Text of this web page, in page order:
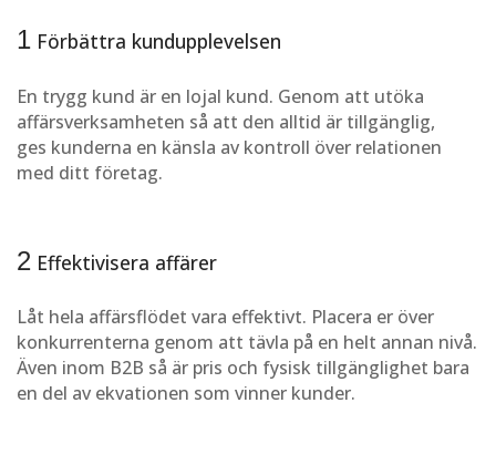
1 Förbättra kundupplevelsen
En trygg kund är en lojal kund. Genom att utöka
affärsverksamheten så att den alltid är tillgänglig,
ges kunderna en känsla av kontroll över relationen
med ditt företag.
2 Effektivisera affärer
Låt hela affärsflödet vara effektivt. Placera er över
konkurrenterna genom att tävla på en helt annan nivå.
Även inom B2B så är pris och fysisk tillgänglighet bara
en del av ekvationen som vinner kunder.